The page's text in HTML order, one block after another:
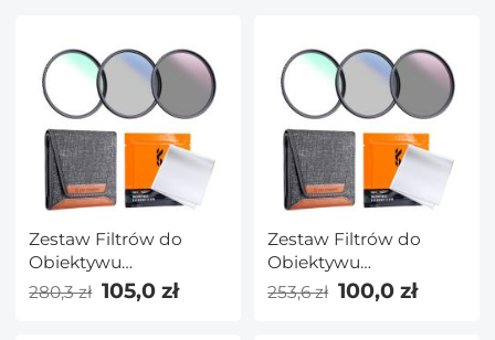
Zestaw Filtrów do
Obiektywu
UV+CPL+ND4 52 mm
ze ściereczką do
280,3 zł 105,0 zł
Zestaw Filtrów do
Obiektywu
UV+CPL+ND4 49 mm
ze ściereczką do
253,6 zł 100,0 zł